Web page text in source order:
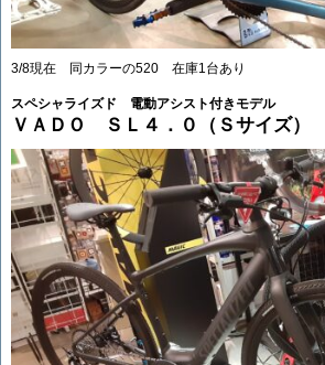
3/8現在 同カラーの520 在庫1台あり
スペシャライズド 電動アシスト付きモデル
ＶＡＤＯ ＳＬ４．０（Ｓサイズ）